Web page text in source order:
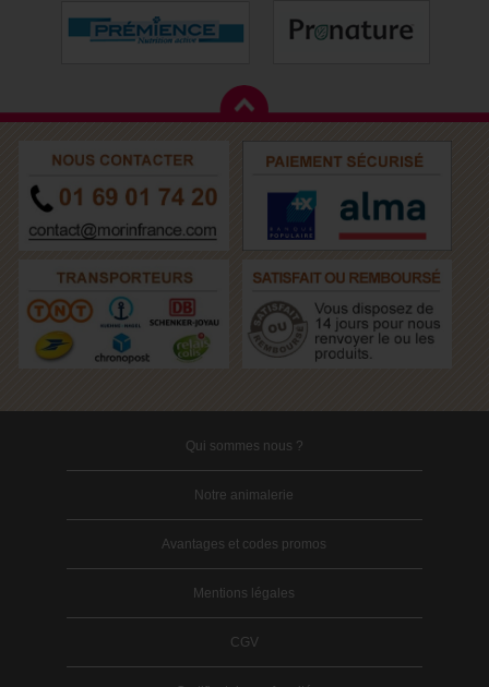
Qui sommes nous ?
Notre animalerie
Avantages et codes promos
Mentions légales
CGV